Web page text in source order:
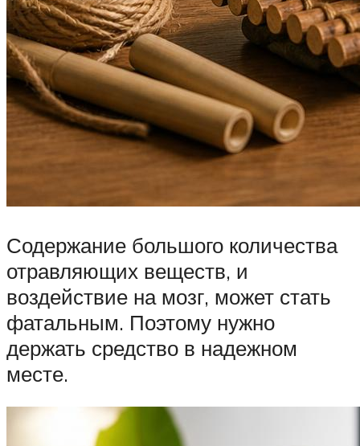
Содержание большого количества
отравляющих веществ, и
воздействие на мозг, может стать
фатальным. Поэтому нужно
держать средство в надежном
месте.